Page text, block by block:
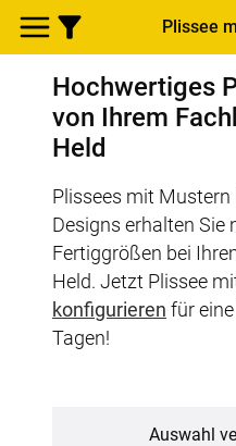
Plissee
Hochwertiges
von Ihrem
Held
Plissees mit
Designs erhalten
Fertiggrößen bei
Held. Jetzt Plissee
konfigurieren für
Tagen!
Auswahl